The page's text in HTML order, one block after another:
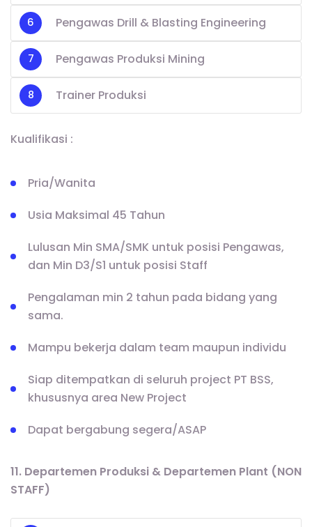
Pengawas Drill & Blasting Engineering
Pengawas Produksi Mining
Trainer Produksi
Kualifikasi :
Pria/Wanita
Usia Maksimal 45 Tahun
Lulusan Min SMA/SMK untuk posisi Pengawas,
dan Min D3/S1 untuk posisi Staff
Pengalaman min 2 tahun pada bidang yang
sama.
Mampu bekerja dalam team maupun individu
Siap ditempatkan di seluruh project PT BSS,
khususnya area New Project
Dapat bergabung segera/ASAP
11. Departemen Produksi & Departemen Plant (NON
STAFF)